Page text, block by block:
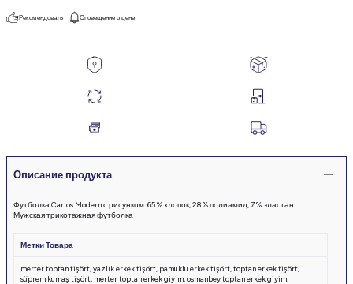
Рекомендовать Оповещение о цене
Описание продукта
Футболка Carlos Modern с рисунком. 65 % хлопок, 28 % полиамид, 7 % эластан.
Мужская трикотажная футболка
Метки Товара
merter toptan tişört yazlık erkek tişört pamuklu erkek tişört toptan erkek tişört
süprem kumaş tişört merter toptan erkek giyim osmanbey toptan erkek giyim